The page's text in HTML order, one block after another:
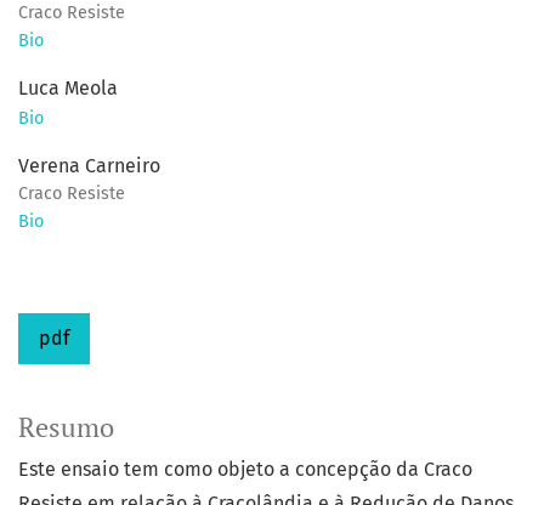
Craco Resiste
Bio
Luca Meola
Bio
Verena Carneiro
Craco Resiste
Bio
pdf
Resumo
Este ensaio tem como objeto a concepção da Craco